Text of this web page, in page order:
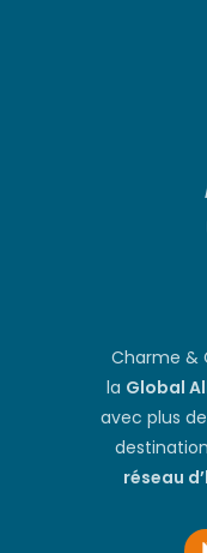
Charme &
la Global
avec plus
réseau